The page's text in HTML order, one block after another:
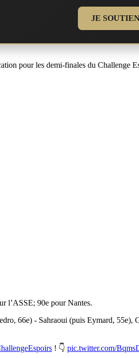
JE
pour les demi-finales du
l’ASSE; 90e pour Nantes.
66e) - Sahraoui (puis Eymard,
! 👇 pic.twitter.com/